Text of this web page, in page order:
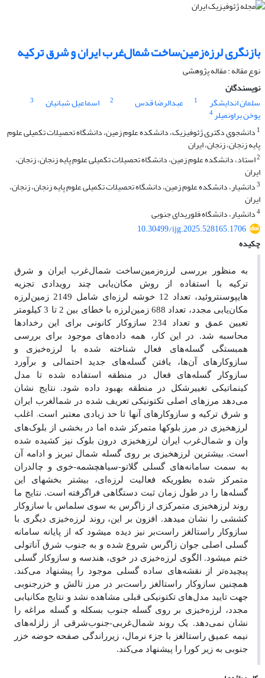
بازنگری لرزه‌زمین‌ساخت شمال‌غرب ایران و شرق ترکیه
نوع مقاله : مقاله پژوهشی‌
نویسندگان
سلمان اندایشگر
1 عبدالرضا قدس 2 اسماعیل شبانیان 3
یوخن براونمیلر4
1 دانشجوی دکتری ژئوفیزیک، دانشکده علوم زمین، دانشگاه تحصیلات تکمیلی علوم
پایه زنجان، زنجان، ایران
2استاد، دانشکده علوم زمین، دانشگاه تحصیلات تکمیلی علوم پایه زنجان، زنجان،
ایران
3دانشیار، دانشکده علوم زمین، دانشگاه تحصیلات تکمیلی علوم پایه زنجان، زنجان،
ایران
4دانشیار، دانشگاه فلوریدای جنوبی
10.30499/ijg.2025.528165.1706
چکیده
به منظور بررسی لرزه‌زمین‌ساخت شمال‌غرب ایران و شرق
ترکیه با استفاده از روش مکان‌یابی چند رویدادی تجزیه
هایپوسنتروئید،
تعداد 12 خوشه لرزه‌ای شامل 2149 زمین‌لرزه
مکان‌یابی مجدد، تعداد 688 زمین‌لرزه با خطای بین 2 تا 3 کیلومتر
تعیین عمق و تعداد 234 سازوکار کانونی برای این رخدادها
محاسبه شد. در این کار، همه داده‌های موجود برای بررسی
همبستگی گسله‌های فعال شناخته شده با لرزه‌خیزی و
سازوکارهای آن‌ها، یافتن گسله‌های جدید احتمالی و برآورد
سازوکار گسله‌های فعال در منطقه استفاده شده تا مدل
کینماتیکی تغییرشکل در منطقه بهبود داده شود. نتایج نشان
می‌دهد مرزهای اصلی تکتونیکی تعریف شده در شمال­غرب ایران
و شرق ترکیه و سازوکارهای آنها تا حد زیادی معتبر است. اغلب
لرزه­خیزی در مرز بلوک­ها متمرکز شده اما در بخشی از بلوک‌های
وان و شمال‌غرب ایران لرزه­خیزی درون بلوک نیز کشیده شده
است. بیشترین لرزه­خیزی بر روی گسله شمال تبریز و ادامه آن
به سمت سامانه‌های گسلی گلاتو-سیاه­چشمه-خوی و چالدران
متمرکز شده بطوریکه فعالیت لرزه‌ای، بیشتر بخش­های این
گسله‌ها را در طول زمان ثبت دستگاهی فراگرفته است. نتایج ما
روند لرزه­خیزی متمرکزی از زاگرس به سوی سلماس با سازوکار
کششی را نشان می­دهد. افزون بر این، روند لرزه‌خیزی دیگری با
سازوکار راستالغز راست‌بر نیز دیده می­شود که از پایانه سامانه
گسلی اصلی جوان زاگرس شروع شده و به جنوب شرق آناتولی
ختم می­شود. الگوی لرزه‌خیزی در خوی، هندسه و سازوکار گسلی
پیچیده‌تر از نقشه‌های ساده گسلی موجود را پیشنهاد می‌کند.
همچنین سازوکار راستالغز راست‌بر در مرز تالش و خزرجنوبی
جهت تایید مدل‌های تکتونیکی قبلی مشاهده نشد و نتایج مکان­یابی
مجدد، لرزه‌خیزی بر روی گسله جنوب بسکله و گسله مراغه را
نشان نمی‌دهد. یک روند شما‌ل‌غربی-‌جنوب‌شرقی از زلزله‌های
نیمه عمیق راستالغز با جزء نرمال، زیرراندگی صفحه حوضه خزر
جنوبی به زیر کورا را پیشنهاد می‌کند.